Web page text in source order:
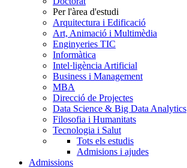
Per l'àrea d'estudi
Arquitectura i Edificació
Art, Animació i Multimèdia
Enginyeries TIC
Informàtica
Intel·ligència Artificial
Business i Management
MBA
Direcció de Projectes
Data Science & Big Data Analytics
Filosofia i Humanitats
Tecnologia i Salut
Tots els estudis
Admisions i ajudes
Admissions